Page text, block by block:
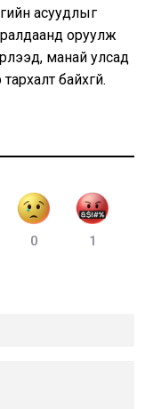
асуудлыг
оруулж
манай улсад
байхгүй.
0 1